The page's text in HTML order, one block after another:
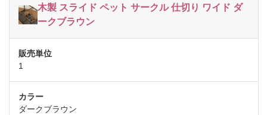
木製 スライド ペット サークル 仕切り ワイド ダ
ークブラウン
1
ダークブラウン